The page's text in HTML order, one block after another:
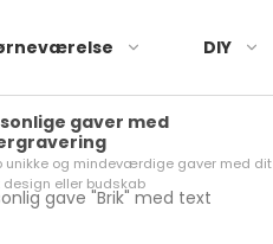
DIY
gaver med
unikke og mindeværdige gaver med dit
design eller budskab
gave "Brik" med text